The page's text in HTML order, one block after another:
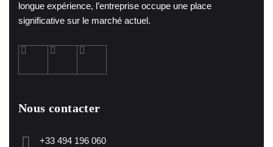
longue expérience, l’entreprise occupe une place
significative sur le marché actuel.
Nous contacter
+33 494 196 060